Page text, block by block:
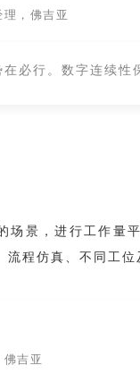
，佛吉亚
必行。数字连续性
场景，进行工作量
程仿真、不同工
佛吉亚